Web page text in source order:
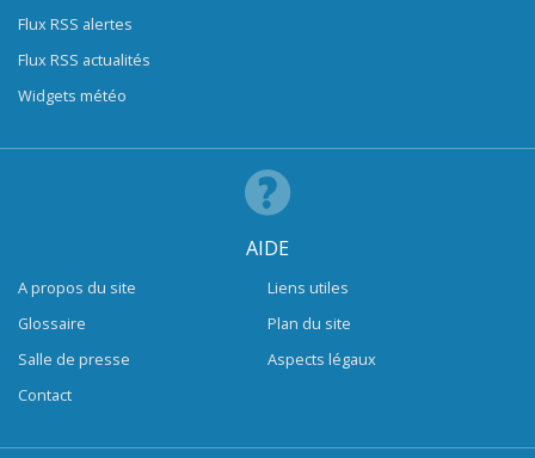
Flux RSS alertes
Flux RSS actualités
Widgets météo
AIDE
A propos du site
Glossaire
Salle de presse
Contact
Liens utiles
Plan du site
Aspects légaux